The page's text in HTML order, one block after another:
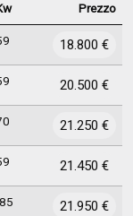
Prezzo
18.800 €
20.500 €
21.250 €
21.450 €
21.950 €